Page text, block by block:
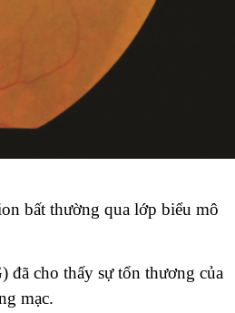
bất thường qua lớp biểu mô
đã cho thấy sự tổn thương của
mạc.